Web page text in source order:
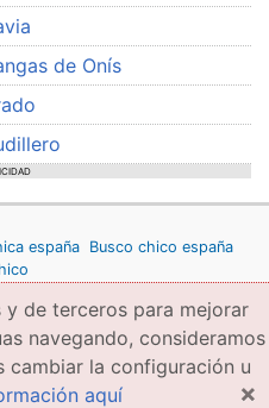
de Onís
españa Busco chico españa
generales de uso
de terceros para mejorar
navegando, consideramos
cambiar la configuración u
aquí ×